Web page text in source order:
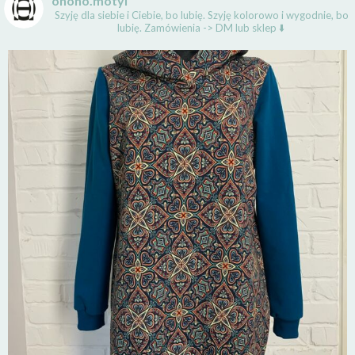
Szyję dla siebie i Ciebie, bo lubię. Szyję kolorowo i wygodnie, bo
lubię. Zamówienia -> DM lub sklep ⬇️